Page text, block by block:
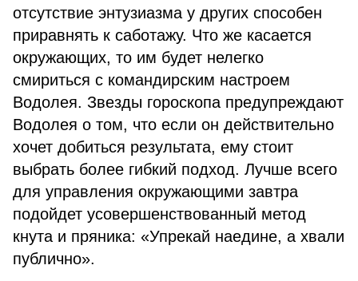
отсутствие энтузиазма у других способен
приравнять к саботажу. Что же касается
окружающих, то им будет нелегко
смириться с командирским настроем
Водолея. Звезды гороскопа предупреждают
Водолея о том, что если он действительно
хочет добиться результата, ему стоит
выбрать более гибкий подход. Лучше всего
для управления окружающими завтра
подойдет усовершенствованный метод
кнута и пряника: «Упрекай наедине, а хвали
публично».